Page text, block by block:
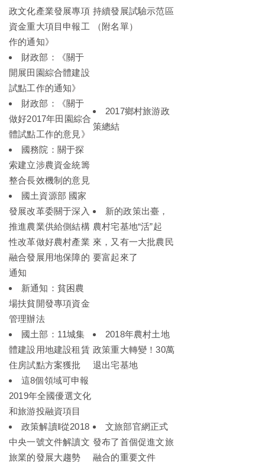
政文化產業發展專項
資金重大項目申報工
作的通知》
持續發展試驗示范區
（附名單）
財政部：《關于
開展田園綜合體建設
試點工作的通知》
財政部：《關于
做好2017年田園綜合
體試點工作的意見》
2017鄉村旅游政
策總結
國務院：關于探
索建立涉農資金統籌
整合長效機制的意見
國土資源部 國家
發展改革委關于深入
推進農業供給側結構
性改革做好農村產業
融合發展用地保障的
通知
新的政策出臺，
農村宅基地“活”起
來，又有一大批農民
要富起來了
新通知：貧困農
場扶貧開發專項資金
管理辦法
國土部：11城集
體建設用地建設租賃
住房試點方案獲批
2018年農村土地
政策重大轉變！30萬
退出宅基地
這8個領域可申報
2019年全國優選文化
和旅游投融資項目
政策解讀‖從2018
中央一號文件解讀文
旅業的發展大趨勢
文旅部官網正式
發布了首個促進文旅
融合的重要文件